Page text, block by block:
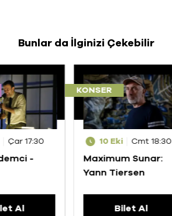
Bunlar da İlginizi Çekebilir
Çar 17:30
-
Al
KONSER
10 Eki Cmt 18:30
Maximum Sunar:
Yann Tiersen
Bilet Al